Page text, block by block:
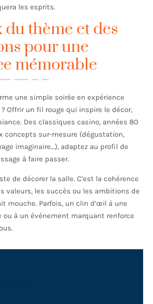
les esprits.
thème et des
pour une
mémorable
une simple soirée en expérience
? Offrir un fil rouge qui inspire le décor,
Des classiques casino, années 80
concepts sur-mesure (dégustation,
imaginaire…), adaptez au profil de
à faire passer.
de décorer la salle. C’est la cohérence
valeurs, les succès ou les ambitions de
mouche. Parfois, un clin d’œil à une
à un événement marquant renforce